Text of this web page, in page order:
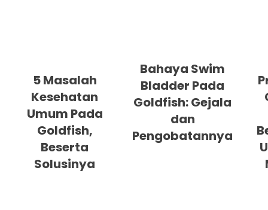
5 Masalah
Kesehatan
Umum Pada
Goldfish,
Beserta
Solusinya
Bahaya Swim
Bladder Pada
Goldfish: Gejala
dan
Pengobatannya